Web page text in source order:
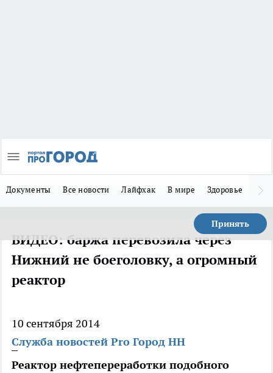
Документы Все новости Лайфхак В мире Здоровье
Принять
ВИДЕО: баржа перевозила через
Нижний не боеголовку, а огромный
реактор
10 сентября 2014
Служба новостей Pro Город НН
Реактор нефтепереработки подобного